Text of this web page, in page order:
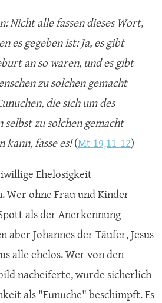
Nicht alle fassen dieses Wort,
es gegeben ist: Ja, es gibt
an so waren, und es gibt
zu solchen gemacht
die sich um des
zu solchen gemacht
kann, fasse es!(Mt 19,11-12)
Ehelosigkeit
Wer ohne Frau und Kinder
als der Anerkennung
aber Johannes der Täufer, Jesus
alle ehelos. Wer von den
nacheiferte, wurde sicherlich
als "Eunuche" beschimpft. Es